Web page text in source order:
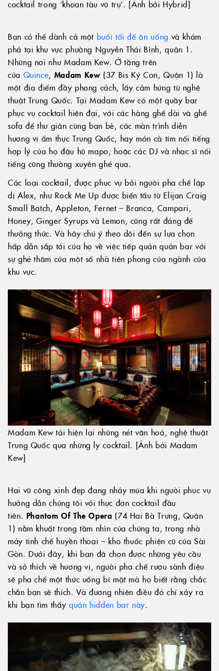
cocktail trong ‘khoan tàu vũ trụ’. [Ảnh bởi Hybrid]
Bạn có thể dành cả một buổi tối để ăn uống và khám
phá tại khu vực phường Nguyễn Thái Bình, quận 1.
Những nơi như Madam Kew. Ở tầng trên
của Quince, Madam Kew (37 Bis Ký Con, Quận 1) là
một địa điểm đầy phong cách, lấy cảm hứng từ nghệ
thuật Trung Quốc. Tại Madam Kew có một quầy bar
phục vụ cocktail hiện đại, với các hàng ghế dài và ghế
sofa để thư giãn cùng bạn bè, các màn trình diễn
hương vị ẩm thực Trung Quốc, hay món cà tím nổi tiếng
hợp lý của họ đậu hũ mapo, hoặc các DJ và nhạc sĩ nổi
tiếng cũng thường xuyên ghé qua.
Các loại cocktail, được phục vụ bởi người pha chế lập
dị Alex, như Rock Me Up được biến tấu từ Elijan Craig
Small Batch, Appleton, Fernet – Branca, Campari,
Honey, Ginger Syrups và Lemon, cũng rất đáng để
thưởng thức. Và hãy chú ý theo dõi đến sự lựa chọn
hấp dẫn sắp tới của họ về việc tiếp quản quán bar với
sự ghé thăm của một số nhà tiên phong của ngành của
khu vực.
Madam Kew tái hiện lại những nét văn hoá, nghệ thuật
Trung Quốc qua những ly cocktail. [Ảnh bởi Madam
Kew]
Hai vũ công xinh đẹp đang nhảy múa khi người phục vụ
hướng dẫn chúng tôi với thực đơn cocktail đầu
tiên. Phantom Of The Opera (74 Hai Bà Trưng, Quận
1) nằm khuất trong tầm nhìn của chúng ta, trong nhà
máy tinh chế huyền thoại – kho thuốc phiện cũ của Sài
Gòn. Dưới đây, khi bạn đã chọn được những yêu cầu
và sở thích về hương vị, người pha chế rượu sành điệu
sẽ pha chế một thức uống bí mật mà họ biết rằng chắc
chắn bạn sẽ thích. Và đương nhiên điều đó chỉ xảy ra
khi bạn tìm thấy quán hidden bar này.